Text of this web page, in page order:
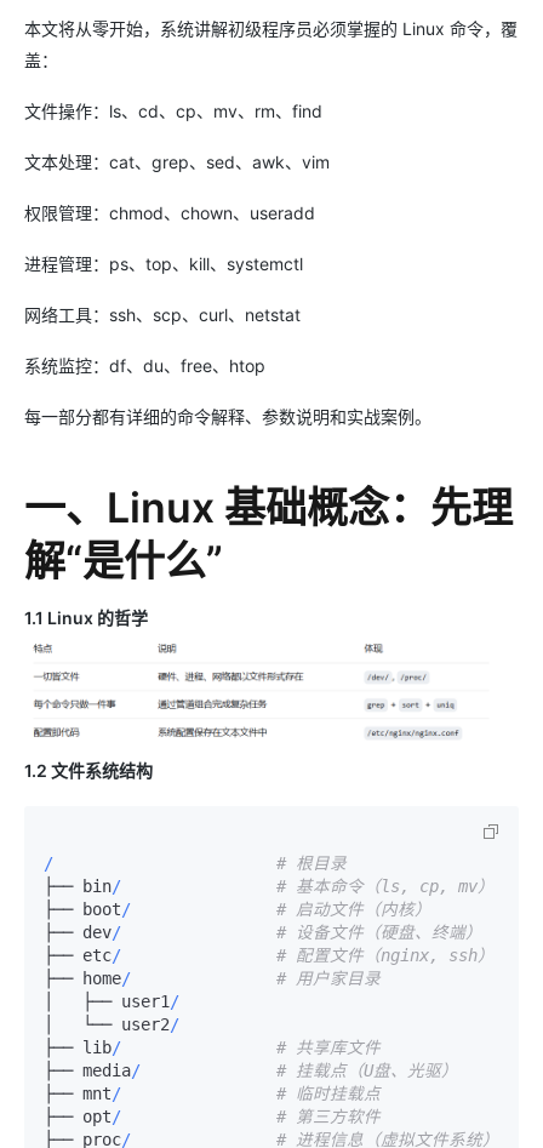
本文将从零开始，系统讲解初级程序员必须掌握的 Linux 命令，覆
盖：
文件操作：ls、cd、cp、mv、rm、find
文本处理：cat、grep、sed、awk、vim
权限管理：chmod、chown、useradd
进程管理：ps、top、kill、systemctl
网络工具：ssh、scp、curl、netstat
系统监控：df、du、free、htop
每一部分都有详细的命令解释、参数说明和实战案例。
一、Linux 基础概念：先理
解“是什么”
1.1 Linux 的哲学
1.2 文件系统结构
/
# 根目录
├── bin/
# 基本命令（ls, cp, mv）
├── boot/
# 启动文件（内核）
├── dev/
# 设备文件（硬盘、终端）
├── etc/
# 配置文件（nginx, ssh）
├── home/
# 用户家目录
│   ├── user1 /
│   └── user2/
├── lib/
# 共享库文件
├── media/
# 挂载点（U盘、光驱）
├── mnt/
# 临时挂载点
├── opt/
# 第三方软件
├── proc/
# 进程信息（虚拟文件系统）